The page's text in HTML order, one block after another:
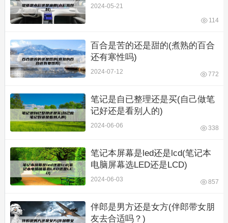
2024-05-21
114
百合是苦的还是甜的(煮熟的百合
还有寒性吗)
2024-07-12 772
笔记是自已整理还是买(自己做笔
记好还是看别人的)
2024-06-06 338
笔记本屏幕是led还是lcd(笔记本
电脑屏幕选LED还是LCD)
2024-06-03 857
伴郎是男方还是女方(伴郎带女朋
友去合适吗？)